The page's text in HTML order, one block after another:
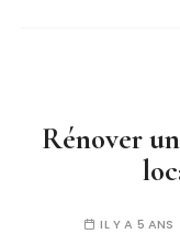
Rénover
IL Y A 5 ANS